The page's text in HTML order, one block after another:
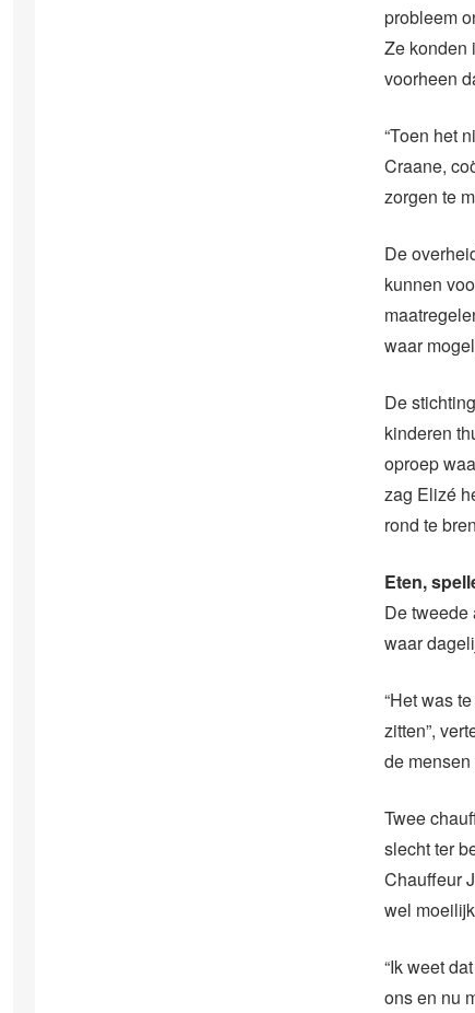
probleem
Ze konden
voorheen
“Toen het
Craane,
zorgen te
De
kunnen
waar
De
kinderen
oproep
zag Elizé
rond te
Eten,
De tweede
waar
“Het was
zitten”,
de
Twee
slecht ter
Chauffeur
wel
“Ik weet
ons en nu